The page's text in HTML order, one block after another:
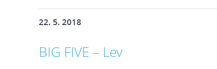
22. 5. 2018
BIG FIVE – Lev